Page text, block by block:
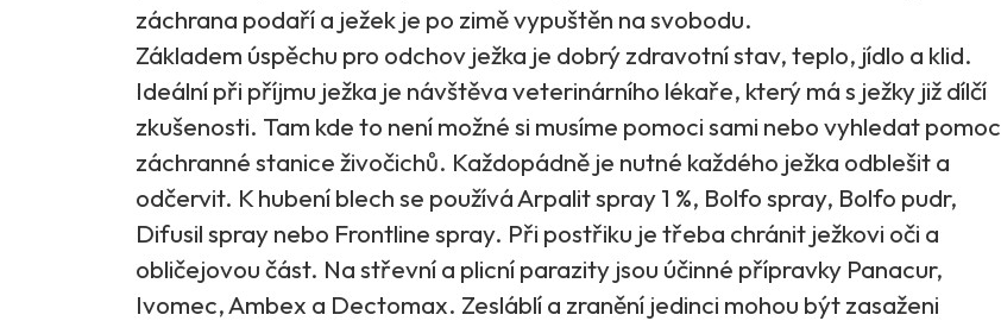
záchrana podaří a ježek je po zimě vypuštěn na svobodu.
Základem úspěchu pro odchov ježka je dobrý zdravotní stav, teplo, jídlo a klid.
Ideální při příjmu ježka je návštěva veterinárního lékaře, který má s ježky již dílčí
zkušenosti. Tam kde to není možné si musíme pomoci sami nebo vyhledat pomoc
záchranné stanice živočichů. Každopádně je nutné každého ježka odblešit a
odčervit. K hubení blech se používá Arpalit spray 1 %, Bolfo spray, Bolfo pudr,
Difusil spray nebo Frontline spray. Při postřiku je třeba chránit ježkovi oči a
obličejovou část. Na střevní a plicní parazity jsou účinné přípravky Panacur,
Ivomec, Ambex a Dectomax. Zesláblí a zranění jedinci mohou být zasaženi